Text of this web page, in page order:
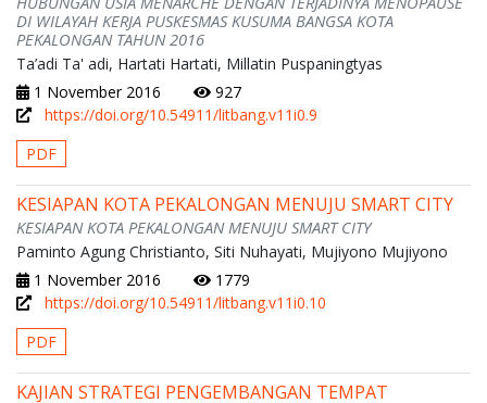
DI WILAYAH KERJA PUSKESMAS KUSUMA BANGSA KOTA
PEKALONGAN TAHUN 2016
Ta’adi Ta' adi, Hartati Hartati, Millatin Puspaningtyas
1 November 2016
927
https://doi.org/10.54911/litbang.v11i0.9
PDF
KESIAPAN KOTA PEKALONGAN MENUJU SMART CITY
KESIAPAN KOTA PEKALONGAN MENUJU SMART CITY
Paminto Agung Christianto, Siti Nuhayati, Mujiyono Mujiyono
1 November 2016
1779
https://doi.org/10.54911/litbang.v11i0.10
PDF
KAJIAN STRATEGI PENGEMBANGAN TEMPAT